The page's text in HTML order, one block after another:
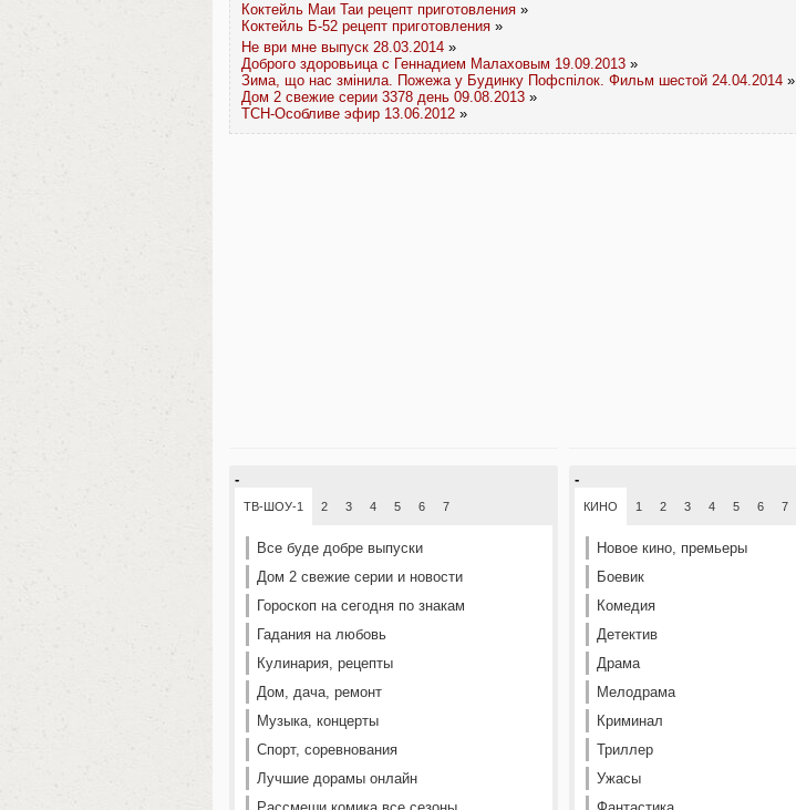
Коктейль Маи Таи рецепт приготовления »
Коктейль Б-52 рецепт приготовления »
Не ври мне выпуск 28.03.2014 »
Доброго здоровьица с Геннадием Малаховым 19.09.2013 »
Зима, що нас змінила. Пожежа у Будинку Пофспілок. Фильм шестой 24.04.2014 »
Дом 2 свежие серии 3378 день 09.08.2013 »
ТСН-Особливе эфир 13.06.2012 »
-
ТВ-ШОУ-1 2 3 4 5 6 7
Все буде добре выпуски
Дом 2 свежие серии и новости
Гороскоп на сегодня по знакам
Гадания на любовь
Кулинария, рецепты
Дом, дача, ремонт
Музыка, концерты
Спорт, соревнования
Лучшие дорамы онлайн
-
КИНО 1 2 3 4 5 6 7
Новое кино, премьеры
Боевик
Комедия
Детектив
Драма
Мелодрама
Криминал
Триллер
Ужасы